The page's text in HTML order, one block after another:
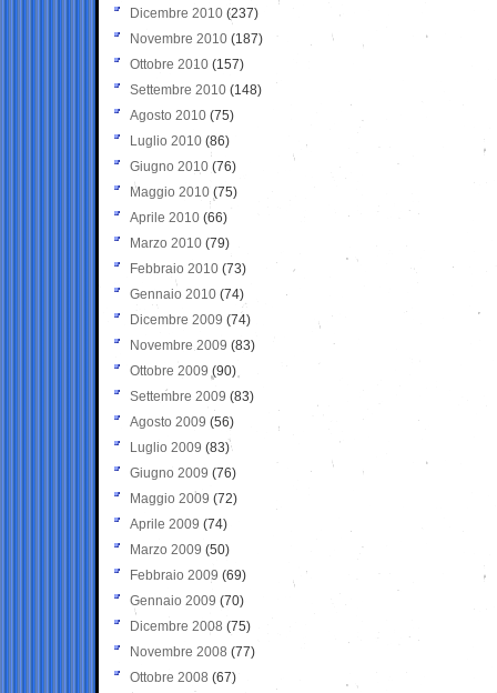
Dicembre 2010 (237)
Novembre 2010 (187)
Ottobre 2010 (157)
Settembre 2010 (148)
Agosto 2010 (75)
Luglio 2010 (86)
Giugno 2010 (76)
Maggio 2010 (75)
Aprile 2010 (66)
Marzo 2010 (79)
Febbraio 2010 (73)
Gennaio 2010 (74)
Dicembre 2009 (74)
Novembre 2009 (83)
Ottobre 2009 (90)
Settembre 2009 (83)
Agosto 2009 (56)
Luglio 2009 (83)
Giugno 2009 (76)
Maggio 2009 (72)
Aprile 2009 (74)
Marzo 2009 (50)
Febbraio 2009 (69)
Gennaio 2009 (70)
Dicembre 2008 (75)
Novembre 2008 (77)
Ottobre 2008 (67)